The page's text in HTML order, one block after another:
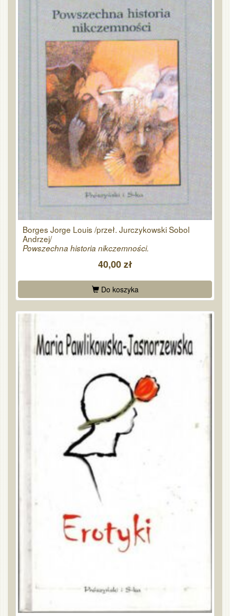
Borges Jorge Louis /przeł. Jurczykowski Sobol
Andrzej/
Powszechna historia nikczemności.
40,00 zł
Do koszyka